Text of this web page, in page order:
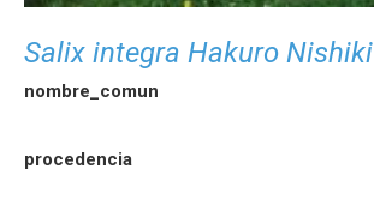
Salix integra Hakuro Nishiki
nombre_comun
procedencia